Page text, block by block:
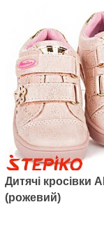
Дитячі
Дитячі кросівки
(рожевий)